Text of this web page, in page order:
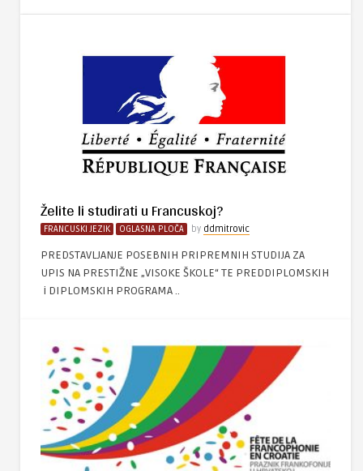
Želite li studirati u Francuskoj?
FRANCUSKI JEZIK OGLASNA PLOČA by ddmitrovic
PREDSTAVLJANJE POSEBNIH PRIPREMNIH STUDIJA ZA
UPIS NA PRESTIŽNE „VISOKE ŠKOLE“ TE PREDDIPLOMSKIH
i DIPLOMSKIH PROGRAMA ..